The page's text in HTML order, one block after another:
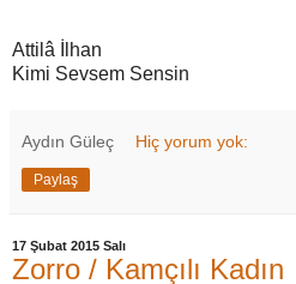
Attilâ İlhan
Kimi Sevsem Sensin
Aydın Güleç Hiç yorum yok:
Paylaş
17 Şubat 2015 Salı
Zorro / Kamçılı Kadın